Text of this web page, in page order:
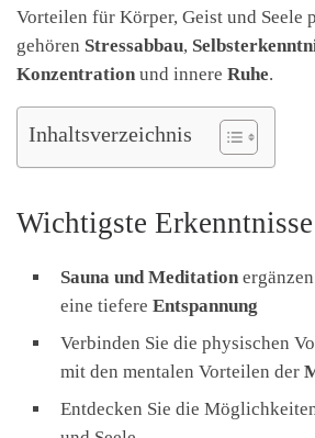
Vorteilen für Körper, Geist und Seele
gehören Stressabbau,
Konzentration und innere Ruhe.
Inhaltsverzeichnis
Wichtigste Erkenntnisse
Sauna und Meditation
eine tiefere Entspannung
Verbinden Sie die physischen
mit den mentalen Vorteilen der
Entdecken Sie die